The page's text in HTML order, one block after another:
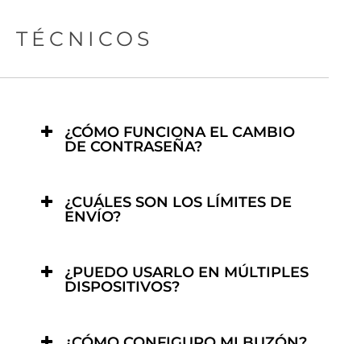
TÉCNICOS
¿CÓMO FUNCIONA EL CAMBIO
DE CONTRASEÑA?
¿CUÁLES SON LOS LÍMITES DE
ENVÍO?
¿PUEDO USARLO EN MÚLTIPLES
DISPOSITIVOS?